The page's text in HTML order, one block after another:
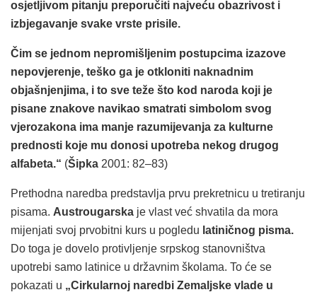
osjetljivom pitanju preporučiti najveću obazrivost i
izbjegavanje svake vrste prisile.
Čim se jednom nepromišljenim postupcima izazove
nepovjerenje, teško ga je otkloniti naknadnim
objašnjenjima, i to sve teže što kod naroda koji je
pisane znakove navikao smatrati simbolom svog
vjerozakona ima manje razumijevanja za kulturne
prednosti koje mu donosi upotreba nekog drugog
alfabeta.“ (Šipka 2001: 82–83)
Prethodna naredba predstavlja prvu prekretnicu u tretiranju
pisama. Austrougarska je vlast već shvatila da mora
mijenjati svoj prvobitni kurs u pogledu latiničnog pisma.
Do toga je dovelo protivljenje srpskog stanovništva
upotrebi samo latinice u državnim školama. To će se
pokazati u „Cirkularnoj naredbi Zemaljske vlade u